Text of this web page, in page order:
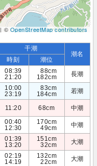
| © OpenStreetMap contributors
干潮
潮名
時刻
潮位
08:39
21:20
88cm
182cm
長潮
10:00
23:19
83cm
184cm
若潮
11:20 68cm 中潮
00:40
12:30
170cm
49cm
中潮
01:39
13:20
151cm
32cm
大潮
02:19
14:19
132cm
22cm
大潮